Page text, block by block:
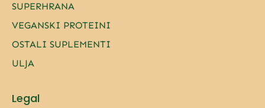
SUPERHRANA
VEGANSKI PROTEINI
OSTALI SUPLEMENTI
ULJA
Legal